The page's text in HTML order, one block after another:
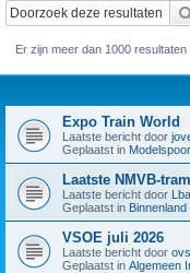
Er zijn meer dan 1000
Expo Train World
Laatste bericht door
Geplaatst in
Laatste NMVB-
Laatste bericht door
Geplaatst in Binnenland
VSOE juli 2026
Laatste bericht door
Geplaatst in Algemeen